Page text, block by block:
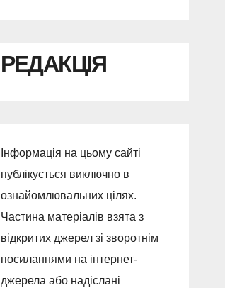
РЕДАКЦІЯ
Інформація на цьому сайті
публікується виключно в
ознайомлювальних цілях.
Частина матеріалів взята з
відкритих джерел зі зворотнім
посиланнями на інтернет-
джерела або надіслані